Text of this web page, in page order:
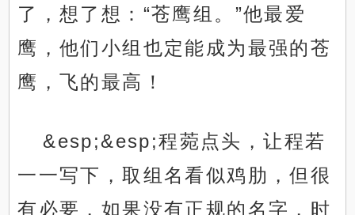
了，想了想：“苍鹰组。”他最爱
鹰，他们小组也定能成为最强的苍
鹰，飞的最高！
&esp;&esp;程菀点头，让程若
一一写下，取组名看似鸡肋，但很
有必要，如果没有正规的名字，时